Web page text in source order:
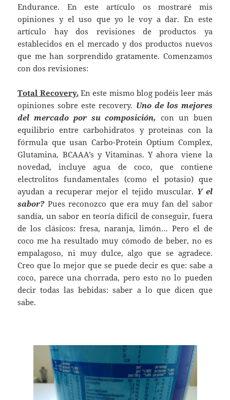
Endurance. En este artículo os mostraré mis
opiniones y el uso que yo le voy a dar. En este
artículo hay dos revisiones de productos ya
establecidos en el mercado y dos productos nuevos
que me han sorprendido gratamente. Comenzamos
con dos revisiones:
Total Recovery.En este mismo blog podéis leer más
opiniones sobre este recovery. Uno de los mejores
del mercado por su composición, con un buen
equilibrio entre carbohidratos y proteinas con la
fórmula que usan Carbo-Protein Optium Complex,
Glutamina, BCAAA’s y Vitaminas. Y ahora viene la
novedad, incluye agua de coco, que contiene
electrolitos fundamentales (como el potasio) que
ayudan a recuperar mejor el tejido muscular. Y el
sabor? Pues reconozco que era muy fan del sabor
sandía, un sabor en teoría difícil de conseguir, fuera
de los clásicos: fresa, naranja, limón… Pero el de
coco me ha resultado muy cómodo de beber, no es
empalagoso, ni muy dulce, algo que se agradece.
Creo que lo mejor que se puede decir es que: sabe a
coco, parece una chorrada, pero esto no lo pueden
decir todas las bebidas: saber a lo que dicen que
sabe.